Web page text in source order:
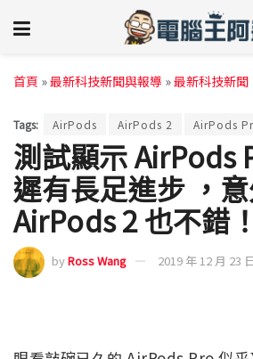
首頁 »最新科技新聞與報導 »最新科技新聞
Tags: AirPods AirPods 2 AirPods
測試顯示 AirPods
遲有長足進步 ，
AirPods 2 也不錯！
byRoss Wang 2019 年 12 月 23 日